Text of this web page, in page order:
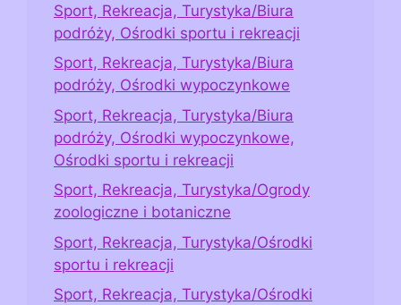
Sport, Rekreacja, Turystyka/Biura
podróży, Ośrodki sportu i rekreacji
Sport, Rekreacja, Turystyka/Biura
podróży, Ośrodki wypoczynkowe
Sport, Rekreacja, Turystyka/Biura
podróży, Ośrodki wypoczynkowe,
Ośrodki sportu i rekreacji
Sport, Rekreacja, Turystyka/Ogrody
zoologiczne i botaniczne
Sport, Rekreacja, Turystyka/Ośrodki
sportu i rekreacji
Sport, Rekreacja, Turystyka/Ośrodki